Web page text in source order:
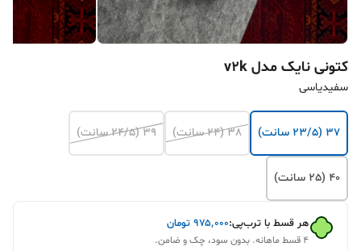
کتونی نایک مدل v2k
سفیدیاسی
37 (23/5 سانت) 38 (24 سانت) 39 (24/5 سانت)
40 (25 سانت)
هر قسط با ترب‌پی:۹۷۵٬۰۰۰ تومان
۴ قسط ماهانه. بدون سود، چک و ضامن.